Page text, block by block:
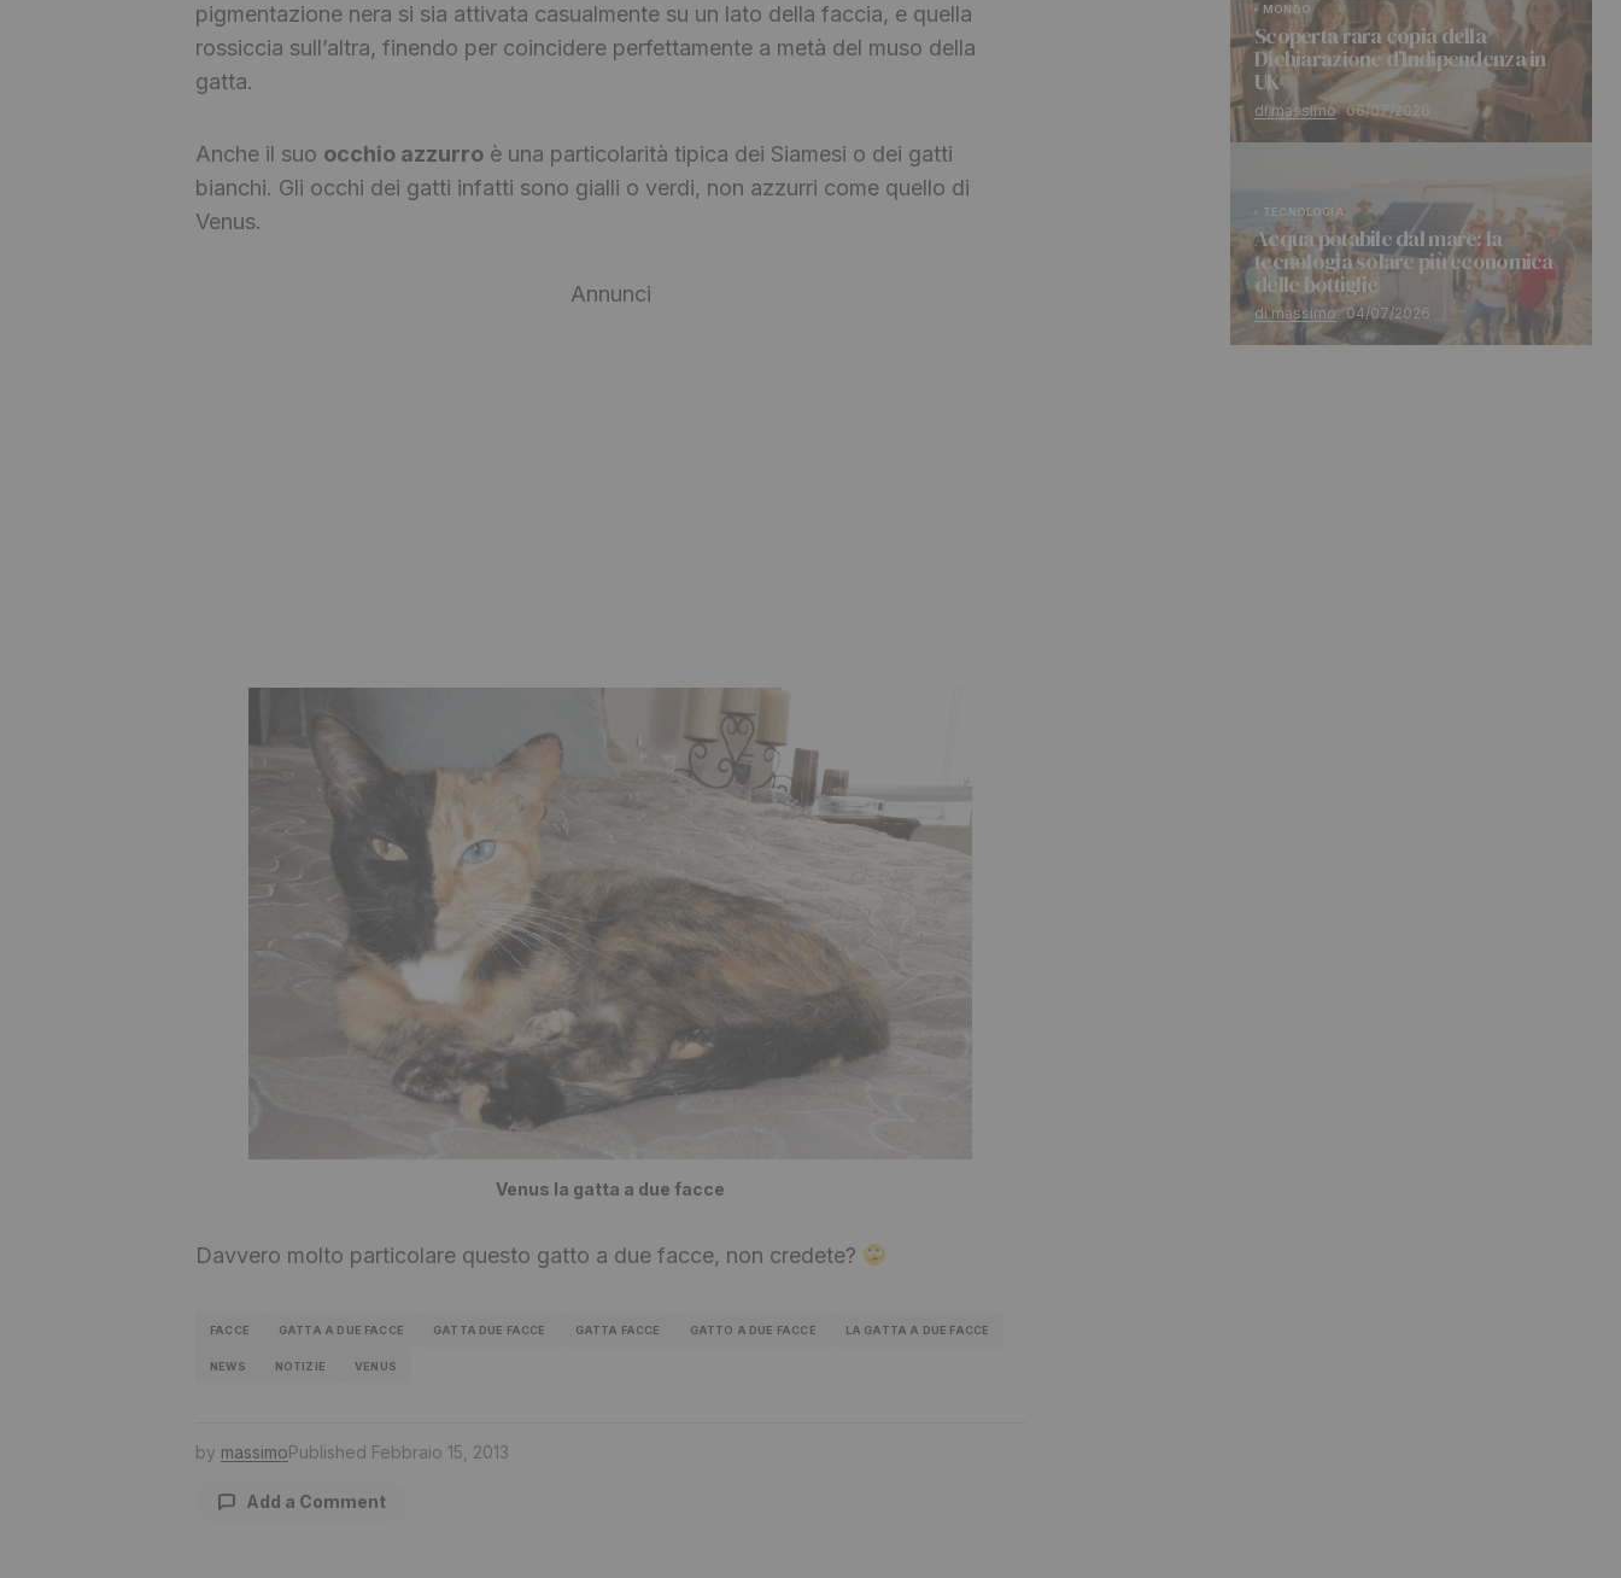
pigmentazione nera si sia attivata casualmente su un lato della faccia, e quella
rossiccia sull’altra, finendo per coincidere perfettamente a metà del muso della
gatta.
Anche il suo occhio azzurro è una particolarità tipica dei Siamesi o dei gatti
bianchi. Gli occhi dei gatti infatti sono gialli o verdi, non azzurri come quello di
Venus.
Annunci
Venus la gatta a due facce
Davvero molto particolare questo gatto a due facce, non credete?
FACCE GATTA A DUE FACCE GATTA DUE FACCE GATTA FACCE GATTO A DUE FACCE LA GATTA A DUE FACCE
NEWS NOTIZIE VENUS
by massimoPublished Febbraio 15, 2013
Add a Comment
MONDO
Scoperta rara copia della
Dichiarazione d’Indipendenza in
UK
di massimo 06/07/2026
TECNOLOGIA
Acqua potabile dal mare: la
tecnologia solare più economica
delle bottiglie
di massimo 04/07/2026